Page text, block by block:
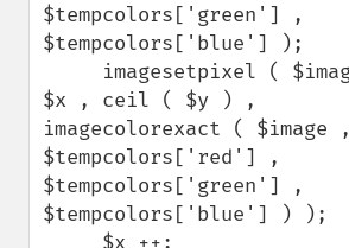
$tempcolors['green'] ,
$tempcolors['blue'] );
$x , ceil ( $y ) ,
imagecolorexact ( $image ,
$tempcolors['red'] ,
$tempcolors['green'] ,
$tempcolors['blue'] ) );